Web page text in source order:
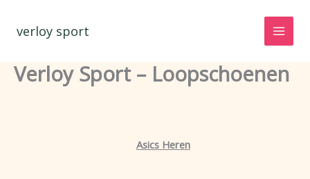
naar
inhoud
verloy sport
Verloy Sport – Loopschoenen
Asics Heren